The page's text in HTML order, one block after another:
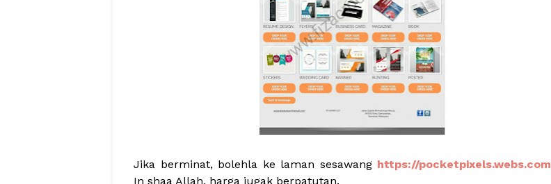
Jika berminat, bolehla ke laman sesawang https://pocketpixels.webs.com
In shaa Allah, harga jugak berpatutan.